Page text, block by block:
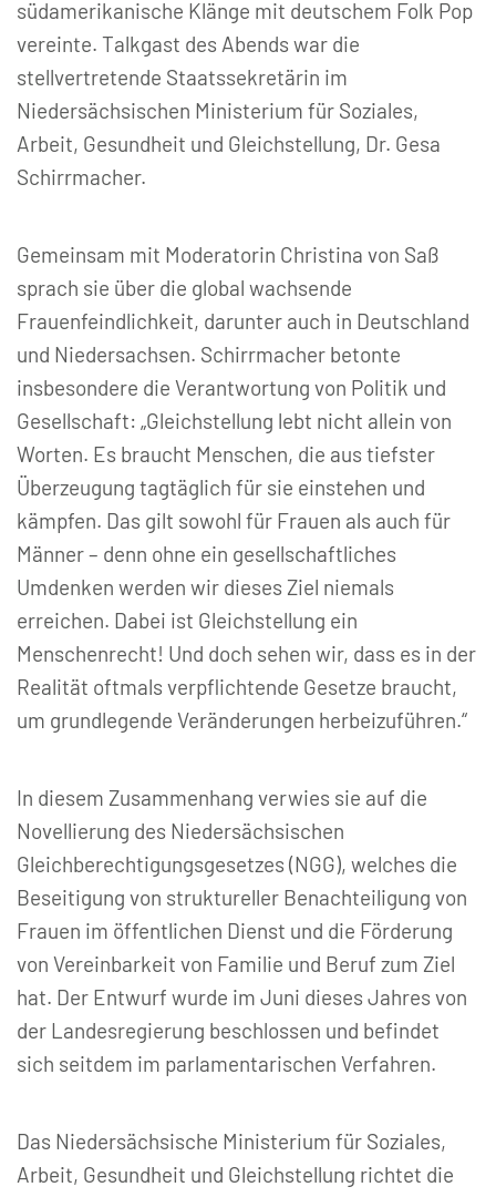
südamerikanische Klänge mit deutschem Folk Pop
vereinte. Talkgast des Abends war die
stellvertretende Staatssekretärin im
Niedersächsischen Ministerium für Soziales,
Arbeit, Gesundheit und Gleichstellung, Dr. Gesa
Schirrmacher.
Gemeinsam mit Moderatorin Christina von Saß
sprach sie über die global wachsende
Frauenfeindlichkeit, darunter auch in Deutschland
und Niedersachsen. Schirrmacher betonte
insbesondere die Verantwortung von Politik und
Gesellschaft: „Gleichstellung lebt nicht allein von
Worten. Es braucht Menschen, die aus tiefster
Überzeugung tagtäglich für sie einstehen und
kämpfen. Das gilt sowohl für Frauen als auch für
Männer – denn ohne ein gesellschaftliches
Umdenken werden wir dieses Ziel niemals
erreichen. Dabei ist Gleichstellung ein
Menschenrecht! Und doch sehen wir, dass es in der
Realität oftmals verpflichtende Gesetze braucht,
um grundlegende Veränderungen herbeizuführen.“
In diesem Zusammenhang verwies sie auf die
Novellierung des Niedersächsischen
Gleichberechtigungsgesetzes (NGG), welches die
Beseitigung von struktureller Benachteiligung von
Frauen im öffentlichen Dienst und die Förderung
von Vereinbarkeit von Familie und Beruf zum Ziel
hat. Der Entwurf wurde im Juni dieses Jahres von
der Landesregierung beschlossen und befindet
sich seitdem im parlamentarischen Verfahren.
Das Niedersächsische Ministerium für Soziales,
Arbeit, Gesundheit und Gleichstellung richtet die